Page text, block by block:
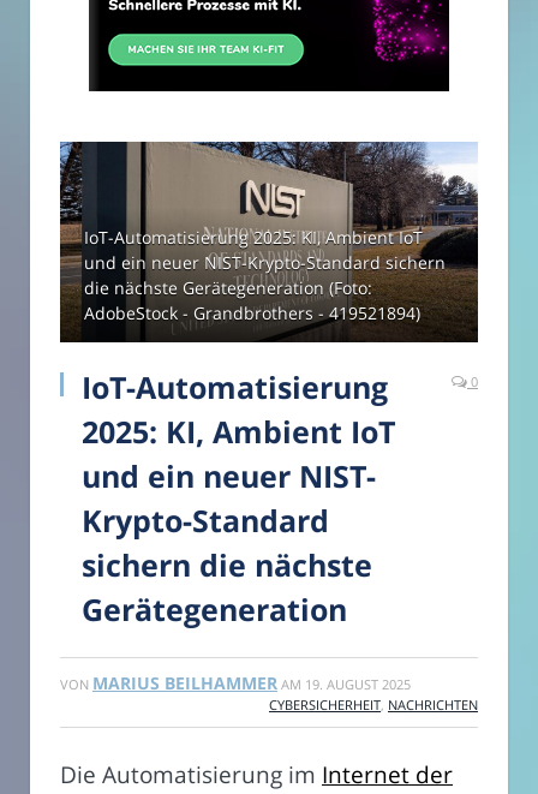
IoT-Automatisierung 2025: KI, Ambient IoT
und ein neuer NIST-Krypto-Standard sichern
die nächste Gerätegeneration (Foto:
AdobeStock - Grandbrothers - 419521894)
IoT-Automatisierung
2025: KI, Ambient IoT
und ein neuer NIST-
Krypto-Standard
sichern die nächste
Gerätegeneration
0
VON MARIUS BEILHAMMER AM 19. AUGUST 2025
CYBERSICHERHEIT NACHRICHTEN
Die Automatisierung im Internet der